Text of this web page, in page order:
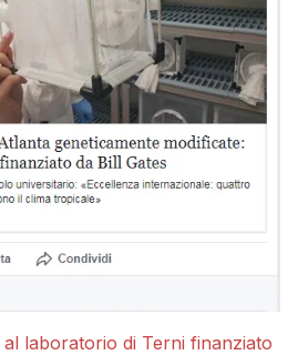
al laboratorio di Terni finanziato